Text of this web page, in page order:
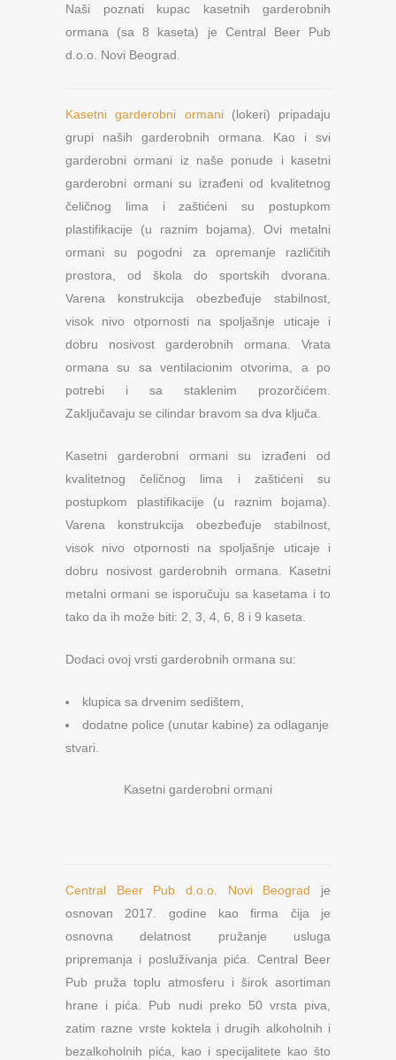
Naši poznati kupac kasetnih garderobnih
ormana (sa 8 kaseta) je Central Beer Pub
d.o.o. Novi Beograd.
Kasetni garderobni ormani(lokeri) pripadaju
grupi naših garderobnih ormana. Kao i svi
garderobni ormani iz naše ponude i kasetni
garderobni ormani su izrađeni od kvalitetnog
čeličnog lima i zaštićeni su postupkom
plastifikacije (u raznim bojama). Ovi metalni
ormani su pogodni za opremanje različitih
prostora, od škola do sportskih dvorana.
Varena konstrukcija obezbeđuje stabilnost,
visok nivo otpornosti na spoljašnje uticaje i
dobru nosivost garderobnih ormana. Vrata
ormana su sa ventilacionim otvorima, a po
potrebi i sa staklenim prozorčićem.
Zaključavaju se cilindar bravom sa dva ključa.
Kasetni garderobni ormani su izrađeni od
kvalitetnog čeličnog lima i zaštićeni su
postupkom plastifikacije (u raznim bojama).
Varena konstrukcija obezbeđuje stabilnost,
visok nivo otpornosti na spoljašnje uticaje i
dobru nosivost garderobnih ormana. Kasetni
metalni ormani se isporučuju sa kasetama i to
tako da ih može biti: 2, 3, 4, 6, 8 i 9 kaseta.
Dodaci ovoj vrsti garderobnih ormana su:
klupica sa drvenim sedištem,
dodatne police (unutar kabine) za odlaganje
stvari.
Kasetni garderobni ormani
Central Beer Pub d.o.o. Novi Beograd je
osnovan 2017. godine kao firma čija je
osnovna delatnost pružanje usluga
pripremanja i posluživanja pića. Central Beer
Pub pruža toplu atmosferu i širok asortiman
hrane i pića. Pub nudi preko 50 vrsta piva,
zatim razne vrste koktela i drugih alkoholnih i
bezalkoholnih pića, kao i specijalitete kao što